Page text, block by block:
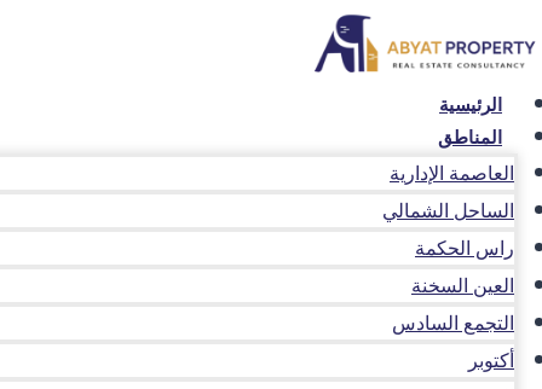
إلى
المحتوى
الرئيسية
المناطق
العاصمة الإدارية
الساحل الشمالي
راس الحكمة
العين السخنة
التجمع السادس
أكتوبر